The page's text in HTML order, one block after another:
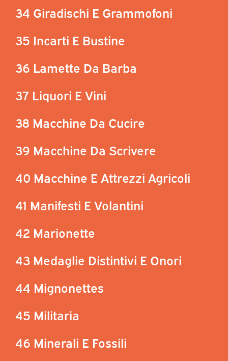
34 Giradischi E Grammofoni
35 Incarti E Bustine
36 Lamette Da Barba
37 Liquori E Vini
38 Macchine Da Cucire
39 Macchine Da Scrivere
40 Macchine E Attrezzi Agricoli
41 Manifesti E Volantini
42 Marionette
43 Medaglie Distintivi E Onori
44 Mignonettes
45 Militaria
46 Minerali E Fossili